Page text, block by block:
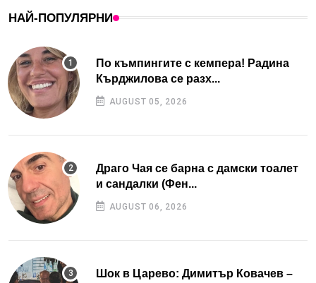
НАЙ-ПОПУЛЯРНИ
По къмпингите с кемпера! Радина
Кърджилова се разх...
AUGUST 05, 2026
Драго Чая се барна с дамски тоалет
и сандалки (Фен...
AUGUST 06, 2026
Шок в Царево: Димитър Ковачев –